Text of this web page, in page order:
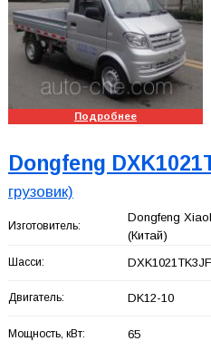
Подробнее
Dongfeng
грузовик)
Изготовитель:
Dongfeng
(Китай)
Шасси: DXK1021TK3JF
Двигатель: DK12-10
Мощность, кВт: 65